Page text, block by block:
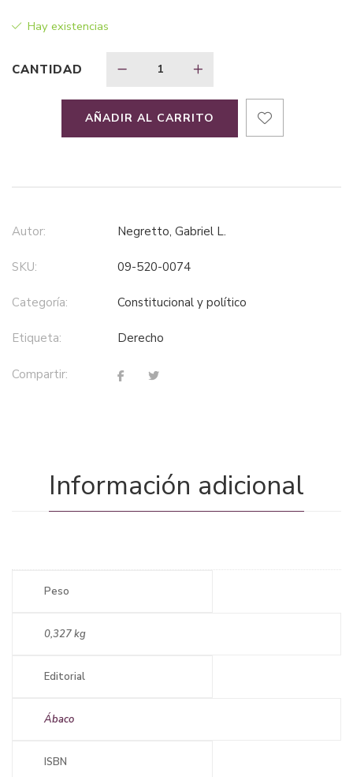
Hay existencias
CANTIDAD
AÑADIR AL CARRITO
Autor: Negretto, Gabriel L.
SKU: 09-520-0074
Categoría: constitucional y político
Etiqueta: derecho
Compartir:
Información adicional
Peso
0,327 kg
Editorial
Ábaco
ISBN